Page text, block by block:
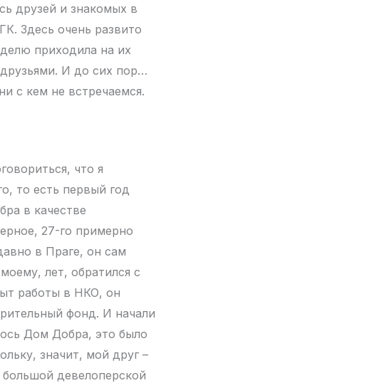
друзей и знакомых в
Здесь очень развито
приходила на их
друзьями. И до сих пор…
с кем не встречаемся.
что я
то есть первый год
в качестве
27-го примерно
в Праге, он сам
лет, обратился с
работы в НКО, он
фонд. И начали
Дом Добра, это было
значит, мой друг –
девелоперской